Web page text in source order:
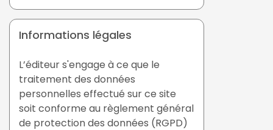
Informations légales
L’éditeur s'engage à ce que le
traitement des données
personnelles effectué sur ce site
soit conforme au règlement général
de protection des données (RGPD)